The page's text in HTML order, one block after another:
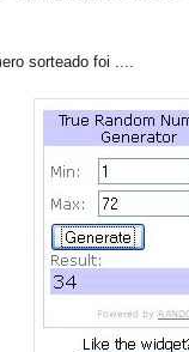
sorteado foi ....